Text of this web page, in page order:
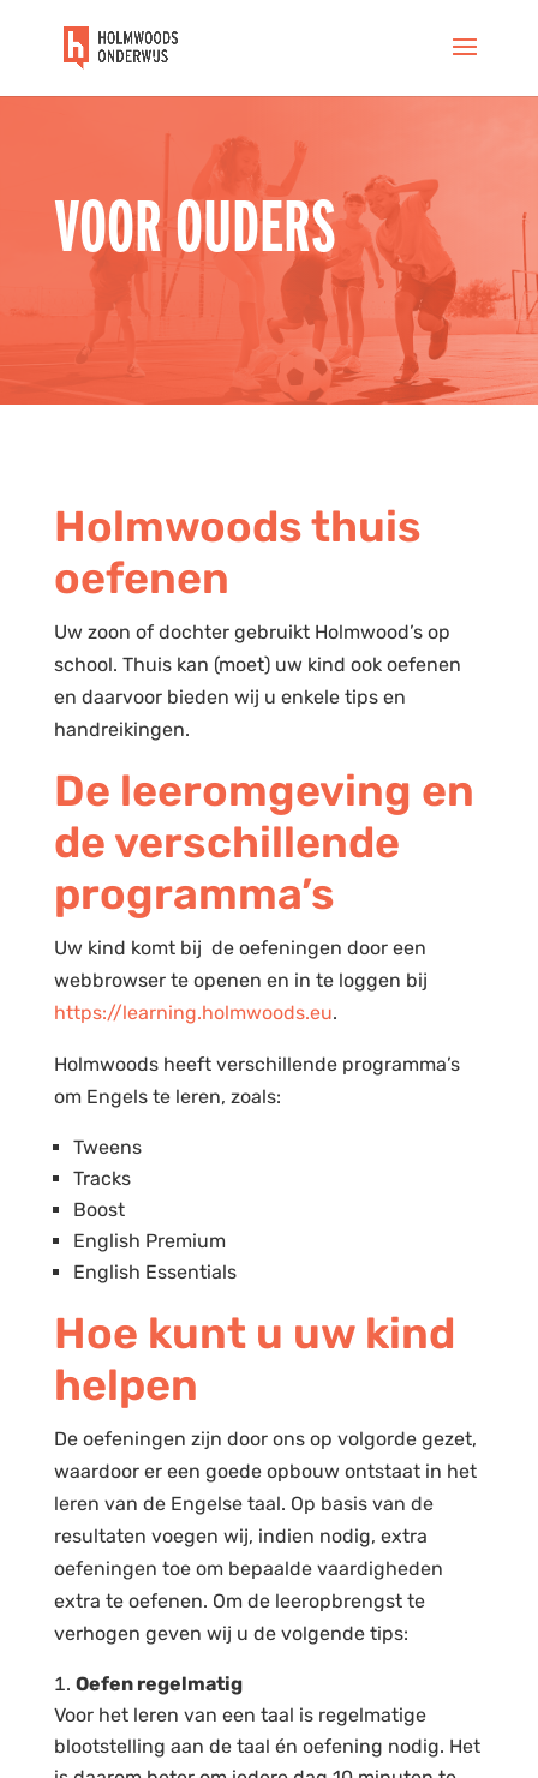
VOOR OUDERS
Holmwoods thuis
oefenen
Uw zoon of dochter gebruikt Holmwood’s op
school. Thuis kan (moet) uw kind ook oefenen
en daarvoor bieden wij u enkele tips en
handreikingen.
De leeromgeving en
de verschillende
programma’s
Uw kind komt bij de oefeningen door een
webbrowser te openen en in te loggen bij
https://learning.holmwoods.eu.
Holmwoods heeft verschillende programma’s
om Engels te leren, zoals:
Tweens
Tracks
Boost
English Premium
English Essentials
Hoe kunt u uw kind
helpen
De oefeningen zijn door ons op volgorde gezet,
waardoor er een goede opbouw ontstaat in het
leren van de Engelse taal. Op basis van de
resultaten voegen wij, indien nodig, extra
oefeningen toe om bepaalde vaardigheden
extra te oefenen. Om de leeropbrengst te
verhogen geven wij u de volgende tips:
Oefen regelmatig
Voor het leren van een taal is regelmatige
blootstelling aan de taal én oefening nodig. Het